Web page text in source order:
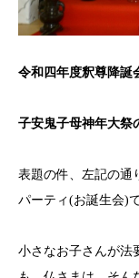
令和四年度釈尊降誕
子安鬼子母神年大祭
表題の件、左記の通
パーティ(お誕生会)
小さなお子さんが法